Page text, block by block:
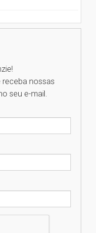
do Centro
Mackenzie
edição da Feira
em
segundo semestre
nossas
seu e-mail.